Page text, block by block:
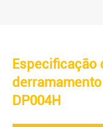
Especificação
DP004H